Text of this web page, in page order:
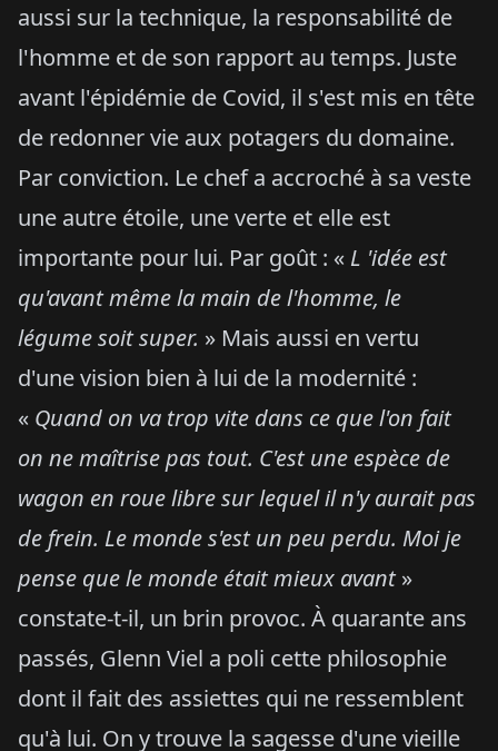
aussi sur la technique, la responsabilité de
l'homme et de son rapport au temps. Juste
avant l'épidémie de Covid, il s'est mis en tête
de redonner vie aux potagers du domaine.
Par conviction. Le chef a accroché à sa veste
une autre étoile, une verte et elle est
importante pour lui. Par goût : « L 'idée est
qu'avant même la main de l'homme, le
légume soit super. » Mais aussi en vertu
d'une vision bien à lui de la modernité :
« Quand on va trop vite dans ce que l'on fait
on ne maîtrise pas tout. C'est une espèce de
wagon en roue libre sur lequel il n'y aurait pas
de frein. Le monde s'est un peu perdu. Moi je
pense que le monde était mieux avant»
constate-t-il, un brin provoc. À quarante ans
passés, Glenn Viel a poli cette philosophie
dont il fait des assiettes qui ne ressemblent
qu'à lui. On y trouve la sagesse d'une vieille